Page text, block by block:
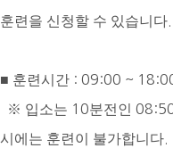
훈련을 신청할 수 있습니다
■ 훈련시간 : 09:00 ~
※ 입소는 10분전인
시에는 훈련이 불가합니다